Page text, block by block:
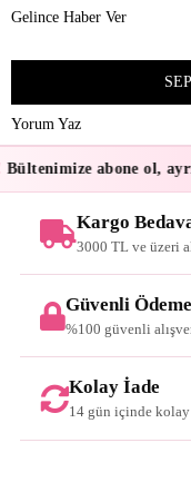
Gelince Haber Ver
Yorum Yaz
abone ol,
Kargo
3000 TL ve üzeri
Güvenli Ödeme
%100 güvenli
Kolay İade
14 gün içinde